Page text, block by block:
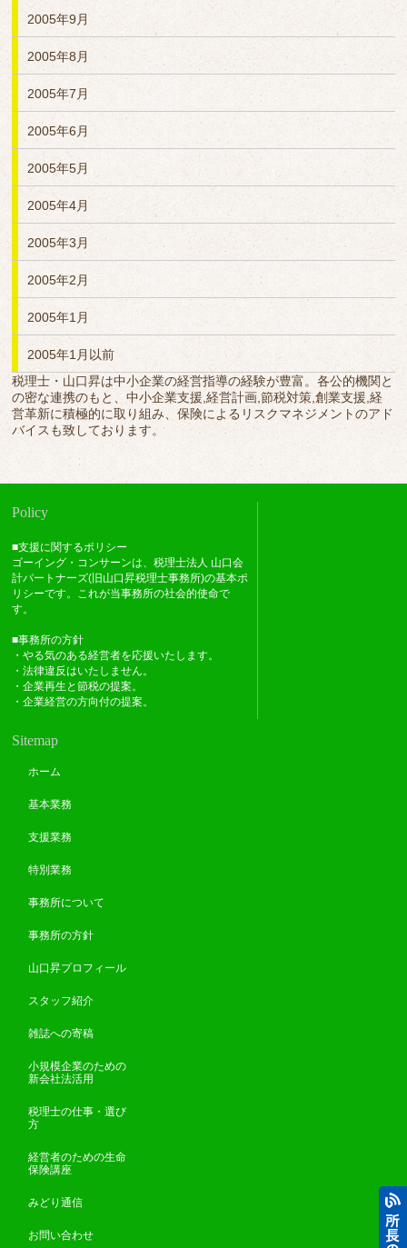
2005年9月
2005年8月
2005年7月
2005年6月
2005年5月
2005年4月
2005年3月
2005年2月
2005年1月
2005年1月以前
税理士・山口昇は中小企業の経営指導の経験が豊富。各公的機関と
の密な連携のもと、中小企業支援,経営計画,節税対策,創業支援,経
営革新に積極的に取り組み、保険によるリスクマネジメントのアド
バイスも致しております。
Policy
■支援に関するポリシー
ゴーイング・コンサーンは、税理士法人 山口会
計パートナーズ(旧山口昇税理士事務所)の基本ポ
リシーです。これが当事務所の社会的使命で
す。
■事務所の方針
・やる気のある経営者を応援いたします。
・法律違反はいたしません。
・企業再生と節税の提案。
・企業経営の方向付の提案。
Sitemap
ホーム
基本業務
支援業務
特別業務
事務所について
事務所の方針
山口昇プロフィール
スタッフ紹介
雑誌への寄稿
小規模企業のための
新会社法活用
税理士の仕事・選び
方
経営者のための生命
保険講座
みどり通信
お問い合わせ